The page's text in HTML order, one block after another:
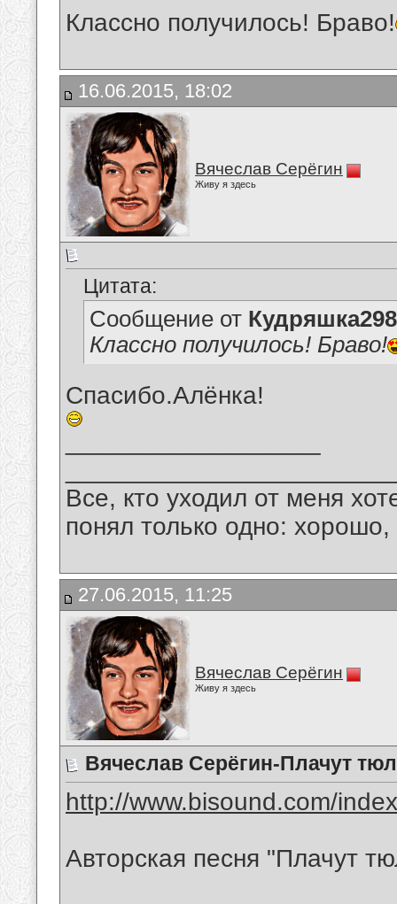
Классно получилось! Браво!
16.06.2015, 18:02
Вячеслав Серёгин
Живу я здесь
Цитата:
Сообщение от Кудряшка298
Классно получилось! Браво!
Спасибо.Алёнка!
Все, кто уходил от меня
понял только одно:
27.06.2015, 11:25
Вячеслав Серёгин
Живу я здесь
Вячеслав Серёгин-Плачут
http://www.bisound.com/
Авторская песня "Плачут